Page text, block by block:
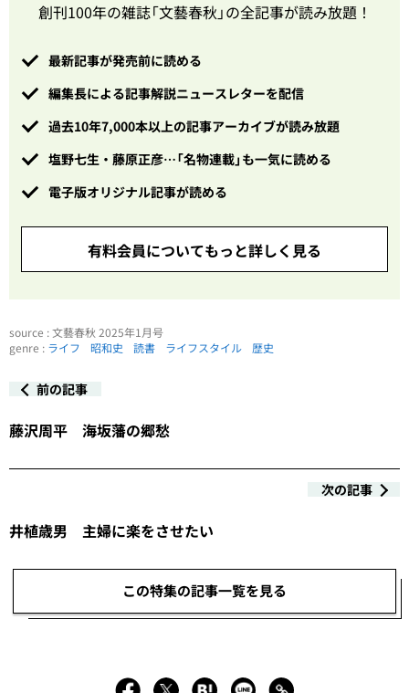
創刊100年の雑誌「文藝春秋」の全記事が読み放題！
最新記事が発売前に読める
編集長による記事解説ニュースレターを配信
過去10年7,000本以上の記事アーカイブが読み放題
塩野七生・藤原正彦…「名物連載」も一気に読める
電子版オリジナル記事が読める
有料会員についてもっと詳しく見る
source : 文藝春秋 2025年1月号
genre : ライフ 昭和史 読書 ライフスタイル 歴史
前の記事
藤沢周平 海坂藩の郷愁
次の記事
井植歳男 主婦に楽をさせたい
この特集の記事一覧を見る